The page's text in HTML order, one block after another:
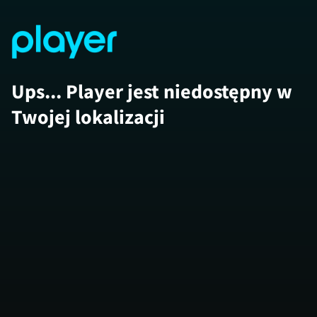
Ups... Player jest niedostępny w
Twojej lokalizacji